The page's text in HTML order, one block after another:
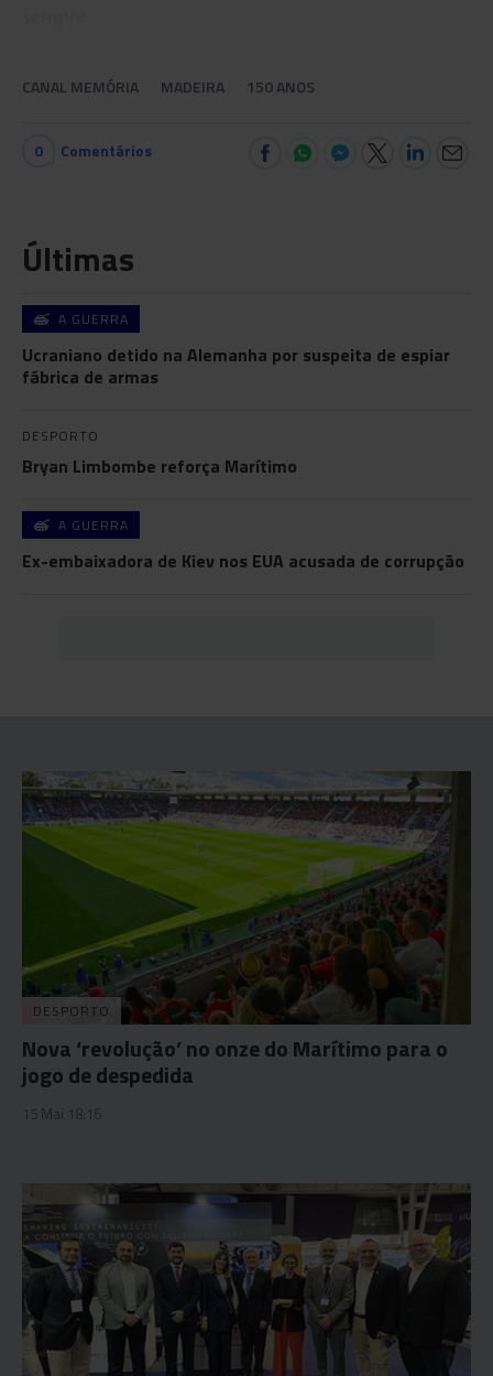
CANAL MEMÓRIA MADEIRA 150 ANOS
0 Comentários
Últimas
A GUERRA
Ucraniano detido na Alemanha por suspeita de espiar
fábrica de armas
DESPORTO
Bryan Limbombe reforça Marítimo
A GUERRA
Ex-embaixadora de Kiev nos EUA acusada de corrupção
DESPORTO
Nova ‘revolução’ no onze do Marítimo para o
jogo de despedida
15 Mai 18:16